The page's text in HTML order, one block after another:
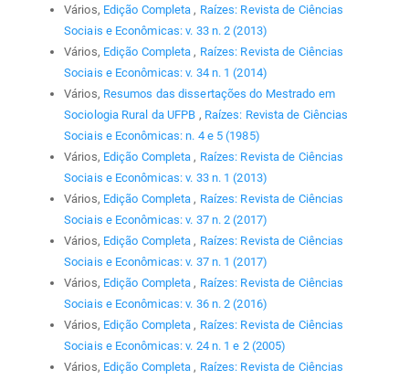
Vários, Edição Completa, Raízes: Revista de Ciências
Sociais e Econômicas: v. 33 n. 2 (2013)
Vários, Edição Completa, Raízes: Revista de Ciências
Sociais e Econômicas: v. 34 n. 1 (2014)
Vários, Resumos das dissertações do Mestrado em
Sociologia Rural da UFPB , Raízes: Revista de Ciências
Sociais e Econômicas: n. 4 e 5 (1985)
Vários, Edição Completa, Raízes: Revista de Ciências
Sociais e Econômicas: v. 33 n. 1 (2013)
Vários, Edição Completa, Raízes: Revista de Ciências
Sociais e Econômicas: v. 37 n. 2 (2017)
Vários, Edição Completa, Raízes: Revista de Ciências
Sociais e Econômicas: v. 37 n. 1 (2017)
Vários, Edição Completa, Raízes: Revista de Ciências
Sociais e Econômicas: v. 36 n. 2 (2016)
Vários, Edição Completa, Raízes: Revista de Ciências
Sociais e Econômicas: v. 24 n. 1 e 2 (2005)
Vários, Edição Completa, Raízes: Revista de Ciências